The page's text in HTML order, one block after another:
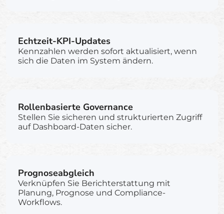
Echtzeit-KPI-Updates
Kennzahlen werden sofort aktualisiert, wenn
sich die Daten im System ändern.
Rollenbasierte Governance
Stellen Sie sicheren und strukturierten Zugriff
auf Dashboard-Daten sicher.
Prognoseabgleich
Verknüpfen Sie Berichterstattung mit
Planung, Prognose und Compliance-
Workflows.